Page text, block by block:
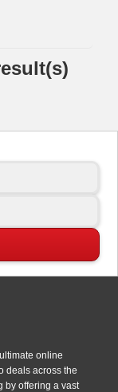
لا تقبل
مساحتك
شيء للجميع.
لتعظيم توفيرك
قيمة مقابل
online
deals across the
by offering a vast